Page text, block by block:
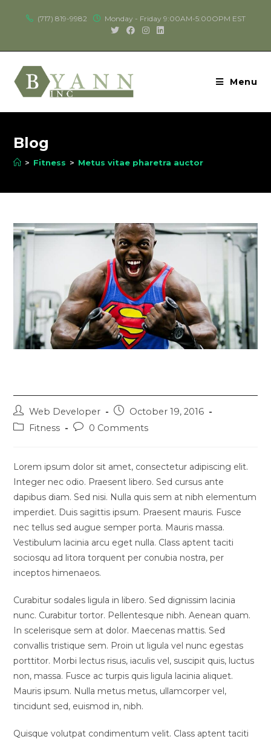
(717) 819-9982 Monday - Friday 9:00AM-5:00OPM EST
Menu
Blog
> Fitness > Metus vitae pharetra auctor
Web Developer
October 19, 2016
Fitness
0 Comments
Lorem ipsum dolor sit amet, consectetur adipiscing elit.
Integer nec odio. Praesent libero. Sed cursus ante
dapibus diam. Sed nisi. Nulla quis sem at nibh elementum
imperdiet. Duis sagittis ipsum. Praesent mauris. Fusce
nec tellus sed augue semper porta. Mauris massa.
Vestibulum lacinia arcu eget nulla. Class aptent taciti
sociosqu ad litora torquent per conubia nostra, per
inceptos himenaeos.
Curabitur sodales ligula in libero. Sed dignissim lacinia
nunc. Curabitur tortor. Pellentesque nibh. Aenean quam.
In scelerisque sem at dolor. Maecenas mattis. Sed
convallis tristique sem. Proin ut ligula vel nunc egestas
porttitor. Morbi lectus risus, iaculis vel, suscipit quis, luctus
non, massa. Fusce ac turpis quis ligula lacinia aliquet.
Mauris ipsum. Nulla metus metus, ullamcorper vel,
tincidunt sed, euismod in, nibh.
Quisque volutpat condimentum velit. Class aptent taciti